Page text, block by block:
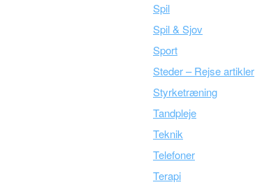
Spil
Spil & Sjov
Sport
Steder – Rejse artikler
Styrketræning
Tandpleje
Teknik
Telefoner
Terapi